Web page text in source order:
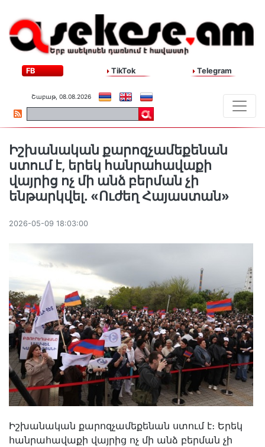
FB TikTok Telegram
Շաբաթ, 08.08.2026
Իշխանական քարոզչամեքենան
ստում է, երեկ հանրահավաքի
վայրից ոչ մի անձ բերման չի
ենթարկվել. «Ուժեղ Հայաստան»
2026-05-09 18:03:00
Իշխանական քարոզչամեքենան ստում է։ Երեկ
հանրահավաքի վայրից ոչ մի անձ բերման չի